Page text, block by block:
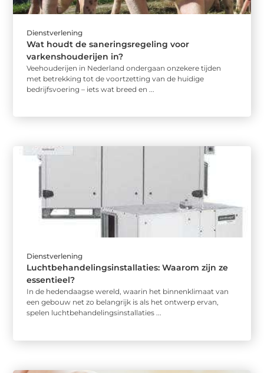
Dienstverlening
Wat houdt de saneringsregeling voor
varkenshouderijen in?
Veehouderijen in Nederland ondergaan onzekere tijden
met betrekking tot de voortzetting van de huidige
bedrijfsvoering – iets wat breed en ...
Dienstverlening
Luchtbehandelingsinstallaties: Waarom zijn ze
essentieel?
In de hedendaagse wereld, waarin het binnenklimaat van
een gebouw net zo belangrijk is als het ontwerp ervan,
spelen luchtbehandelingsinstallaties ...